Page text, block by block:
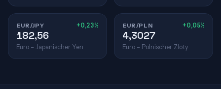
EUR/JPY +0,23%
182,56
Euro – Japanischer Yen
EUR/PLN +0,05%
4,3027
Euro – Polnischer Zloty